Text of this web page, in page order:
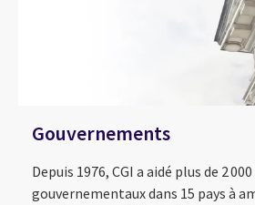
Gouvernements
Depuis 1976, CGI a aidé plus de 2
gouvernementaux dans 15 pays à